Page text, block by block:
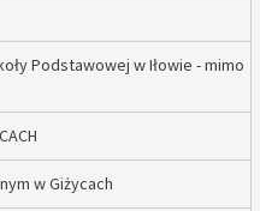
Podstawowej w Iłowie - mimo
w Giżycach